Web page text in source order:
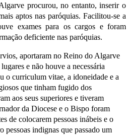
procurou, no entanto, inserir o
aptos nas paróquias. Facilitou-se a
exames para os cargos e foram
deficiente nas paróquias.
aportaram no Reino do Algarve
e não houve a necessária
o curriculum vitae, a idoneidade e a
que tinham fugido dos
aos seus superiores e tiveram
da Diocese e o Bispo foram
de colocarem pessoas inábeis e o
pessoas indignas que passado um